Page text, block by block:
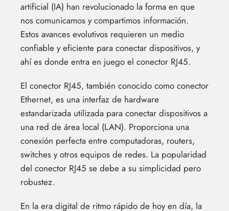
artificial (IA) han revolucionado la forma en que
nos comunicamos y compartimos información.
Estos avances evolutivos requieren un medio
confiable y eficiente para conectar dispositivos, y
ahí es donde entra en juego el conector RJ45.
El conector RJ45, también conocido como conector
Ethernet, es una interfaz de hardware
estandarizada utilizada para conectar dispositivos a
una red de área local (LAN). Proporciona una
conexión perfecta entre computadoras, routers,
switches y otros equipos de redes. La popularidad
del conector RJ45 se debe a su simplicidad pero
robustez.
En la era digital de ritmo rápido de hoy en día, la